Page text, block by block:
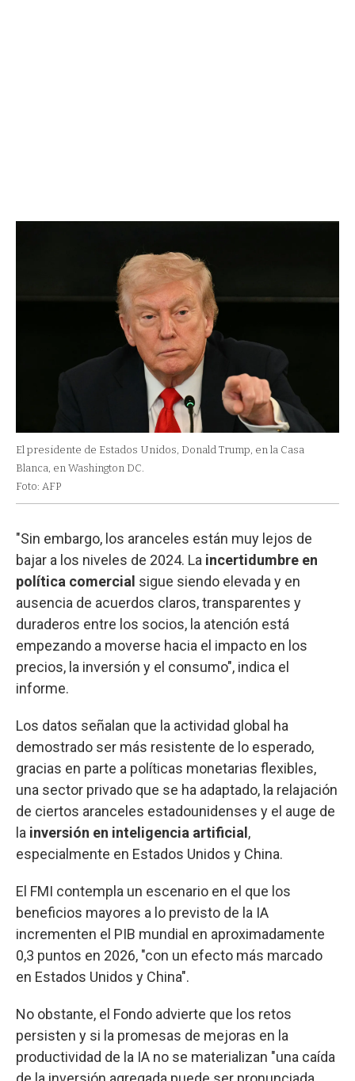
El presidente de Estados Unidos, Donald Trump, en la Casa
Blanca, en Washington DC.
Foto: AFP
"Sin embargo, los aranceles están muy lejos de
bajar a los niveles de 2024. La incertidumbre en
política comercial sigue siendo elevada y en
ausencia de acuerdos claros, transparentes y
duraderos entre los socios, la atención está
empezando a moverse hacia el impacto en los
precios, la inversión y el consumo", indica el
informe.
Los datos señalan que la actividad global ha
demostrado ser más resistente de lo esperado,
gracias en parte a políticas monetarias flexibles,
una sector privado que se ha adaptado, la relajación
de ciertos aranceles estadounidenses y el auge de
la inversión en inteligencia artificial,
especialmente en Estados Unidos y China.
El FMI contempla un escenario en el que los
beneficios mayores a lo previsto de la IA
incrementen el PIB mundial en aproximadamente
0,3 puntos en 2026, "con un efecto más marcado
en Estados Unidos y China".
No obstante, el Fondo advierte que los retos
persisten y si la promesas de mejoras en la
productividad de la IA no se materializan "una caída